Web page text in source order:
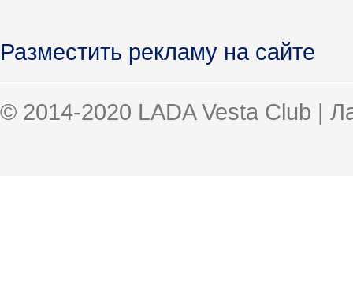
Разместить рекламу на сайте
© 2014-2020 LADA Vesta Club |